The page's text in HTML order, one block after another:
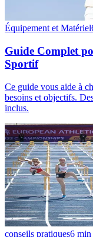
Équipement et Matériel
Guide Complet
Sportif
Ce guide vous aide à
besoins et objectifs.
inclus.
conseils pratiques6 min